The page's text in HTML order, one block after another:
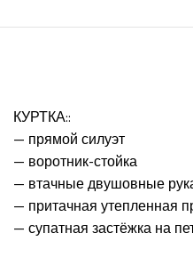
КУРТКА::
— прямой силуэт
— воротник-стойка
— втачные двушовные
— притачная утепленная
— супатная застёжка на